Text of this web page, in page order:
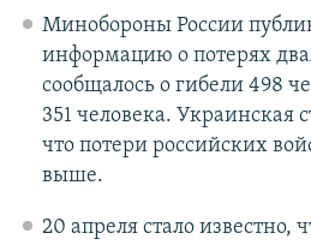
Минобороны России
информацию о потерях
сообщалось о гибели 498
351 человека. Украинская
что потери российских
выше.
20 апреля стало известно,